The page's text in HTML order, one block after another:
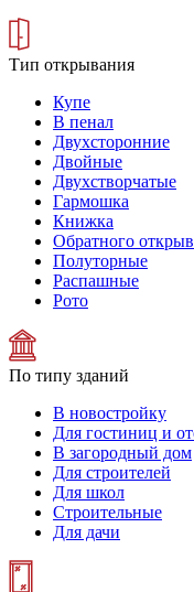
Тип открывания
Купе
В пенал
Двухсторонние
Двойные
Двухстворчатые
Гармошка
Книжка
Обратного
Полуторные
Распашные
Рото
По типу зданий
В новостройку
Для гостиниц и
В загородный дом
Для строителей
Для школ
Строительные
Для дачи